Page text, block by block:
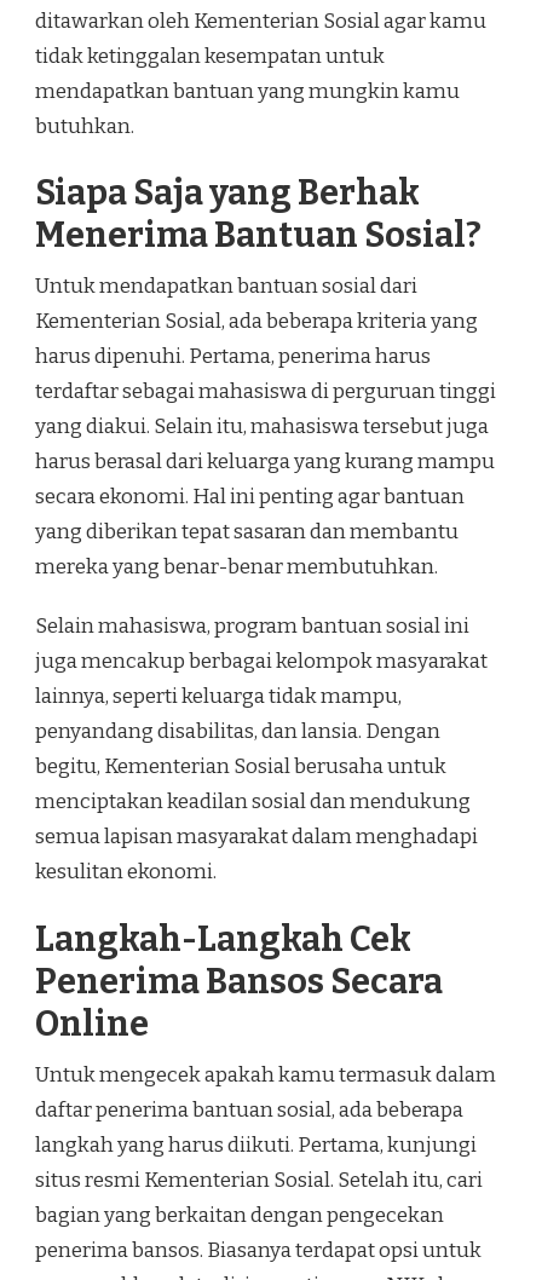
ditawarkan oleh Kementerian Sosial agar kamu
tidak ketinggalan kesempatan untuk
mendapatkan bantuan yang mungkin kamu
butuhkan.
Siapa Saja yang Berhak
Menerima Bantuan Sosial?
Untuk mendapatkan bantuan sosial dari
Kementerian Sosial, ada beberapa kriteria yang
harus dipenuhi. Pertama, penerima harus
terdaftar sebagai mahasiswa di perguruan tinggi
yang diakui. Selain itu, mahasiswa tersebut juga
harus berasal dari keluarga yang kurang mampu
secara ekonomi. Hal ini penting agar bantuan
yang diberikan tepat sasaran dan membantu
mereka yang benar-benar membutuhkan.
Selain mahasiswa, program bantuan sosial ini
juga mencakup berbagai kelompok masyarakat
lainnya, seperti keluarga tidak mampu,
penyandang disabilitas, dan lansia. Dengan
begitu, Kementerian Sosial berusaha untuk
menciptakan keadilan sosial dan mendukung
semua lapisan masyarakat dalam menghadapi
kesulitan ekonomi.
Langkah-Langkah Cek
Penerima Bansos Secara
Online
Untuk mengecek apakah kamu termasuk dalam
daftar penerima bantuan sosial, ada beberapa
langkah yang harus diikuti. Pertama, kunjungi
situs resmi Kementerian Sosial. Setelah itu, cari
bagian yang berkaitan dengan pengecekan
penerima bansos. Biasanya terdapat opsi untuk